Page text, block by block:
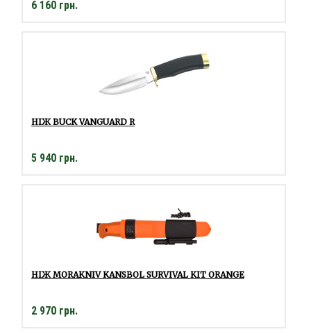
6 160 грн.
НІЖ BUCK VANGUARD R
5 940 грн.
НІЖ MORAKNIV KANSBOL SURVIVAL KIT ORANGE
2 970 грн.